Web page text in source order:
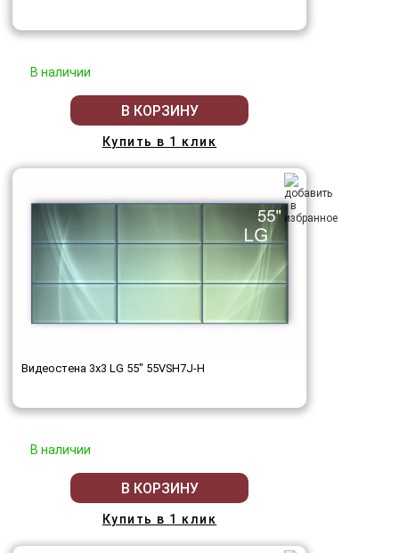
В наличии
В КОРЗИНУ
Купить в 1 клик
Видеостена 3x3 LG 55" 55VSH7J-H
В наличии
В КОРЗИНУ
Купить в 1 клик